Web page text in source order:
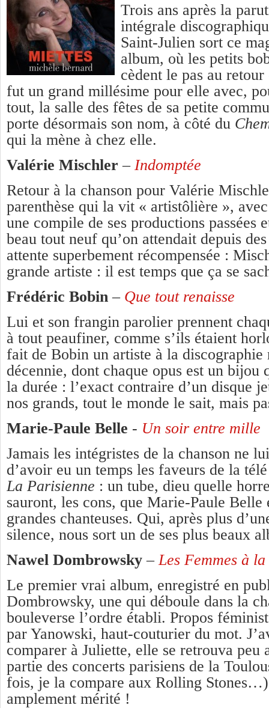
Trois ans après la
intégrale
Saint-Julien sort ce
album, où les petits
cèdent le pas au
fut un grand millésime pour elle avec,
tout, la salle des fêtes de sa petite
porte désormais son nom, à côté du
qui la mène à chez elle.
Valérie Mischler – Indomptée
Retour à la chanson pour Valérie
parenthèse qui la vit « artistôlière »,
une compile de ses productions passées
beau tout neuf qu’on attendait depuis
attente superbement récompensée :
grande artiste : il est temps que ça se
Frédéric Bobin – Que tout renaisse
Lui et son frangin parolier prennent
à tout peaufiner, comme s’ils étaient
fait de Bobin un artiste à la
décennie, dont chaque opus est un bijou
la durée : l’exact contraire d’un disque
nos grands, tout le monde le sait, mais
Marie-Paule Belle - Un soir entre mille
Jamais les intégristes de la chanson ne
d’avoir eu un temps les faveurs de la
La Parisienne : un tube, dieu quelle
sauront, les cons, que Marie-Paule Belle
grandes chanteuses. Qui, après plus
silence, nous sort un de ses plus beaux
Nawel Dombrowsky – Les Femmes à
Le premier vrai album, enregistré en
Dombrowsky, une qui déboule dans la
bouleverse l’ordre établi. Propos
par Yanowski, haut-couturier du mot.
comparer à Juliette, elle se retrouva peu
partie des concerts parisiens de la
fois, je la compare aux Rolling
amplement mérité !